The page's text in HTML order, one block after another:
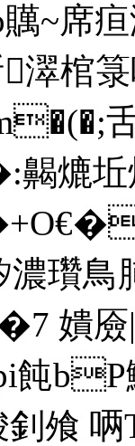
贎 ~
濢
熝坵
鳥肺
嬇厱|
bP
飧 唡